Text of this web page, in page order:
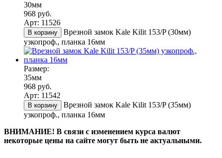
30мм
968 руб.
Арт: 11526
В корзину
Врезной замок Kale Kilit 153/P (30мм)
узкопроф., планка 16мм
Размер:
35мм
968 руб.
Арт: 11542
В корзину
Врезной замок Kale Kilit 153/P (35мм)
узкопроф., планка 16мм
ВНИМАНИЕ! В связи с изменением курса валют
некоторые цены на сайте могут быть не актуальными.